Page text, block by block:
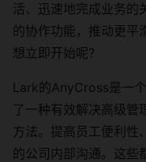
活、迅速地完成业务
的协作功能，推动更平
想立即开始呢?
Lark的AnyCross是一
了一种有效解决高级管
方法。提高员工便利性
的公司内部沟通。这些